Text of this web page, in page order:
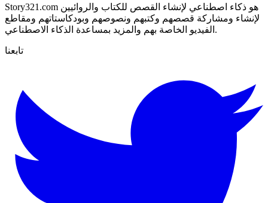
Story321.com هو ذكاء اصطناعي لإنشاء القصص للكتاب والروائيين
لإنشاء ومشاركة قصصهم وكتبهم ونصوصهم وبودكاستاتهم ومقاطع
الفيديو الخاصة بهم والمزيد بمساعدة الذكاء الاصطناعي.
تابعنا